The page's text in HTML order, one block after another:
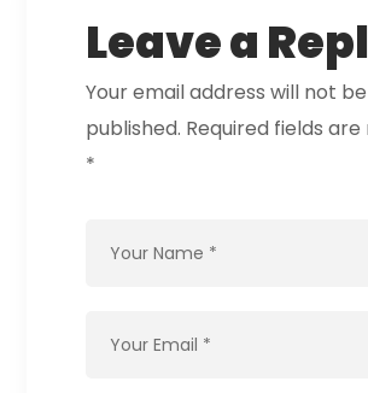
Leave a
Your email address will not be
published. Required fields
*